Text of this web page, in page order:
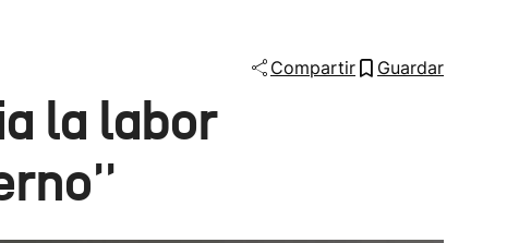
Compartir Guardar
la labor